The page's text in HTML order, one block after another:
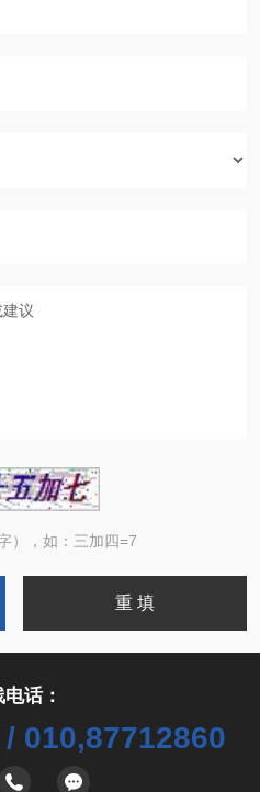
），如：三加四=7
话：
010,87712860